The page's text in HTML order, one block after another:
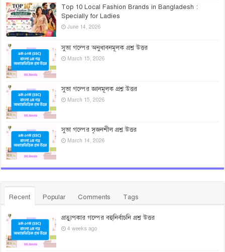
Top 10 Local Fashion Brands in Bangladesh :
Specially for Ladies
June 14, 2026
সুভা গল্পের অনুধাবনমূলক প্রশ্ন উত্তর
March 15, 2026
সুভা গল্পের জ্ঞানমূলক প্রশ্ন উত্তর
March 15, 2026
সুভা গল্পের সৃজনশীল প্রশ্ন উত্তর
March 14, 2026
Recent Popular Comments Tags
প্রত্যুপকার গল্পের বহুনির্বাচনি প্রশ্ন উত্তর
4 weeks ago